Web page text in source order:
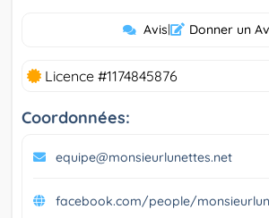
Avis| Donner un
Licence #1174845876
Coordonnées:
equipe@monsieurlunettes.net
facebook.com/people/